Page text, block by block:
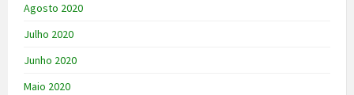
Agosto 2020
Julho 2020
Junho 2020
Maio 2020